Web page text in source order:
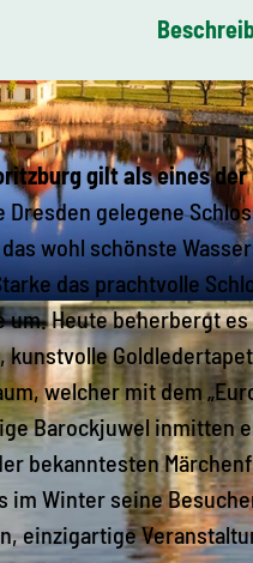
gilt als eines
Dresden gelegene
wohl schönste
das prachtvolle
um. Heute beherbergt
welcher mit dem
Barockjuwel inmitten
bekanntesten
Winter seine
einzigartige